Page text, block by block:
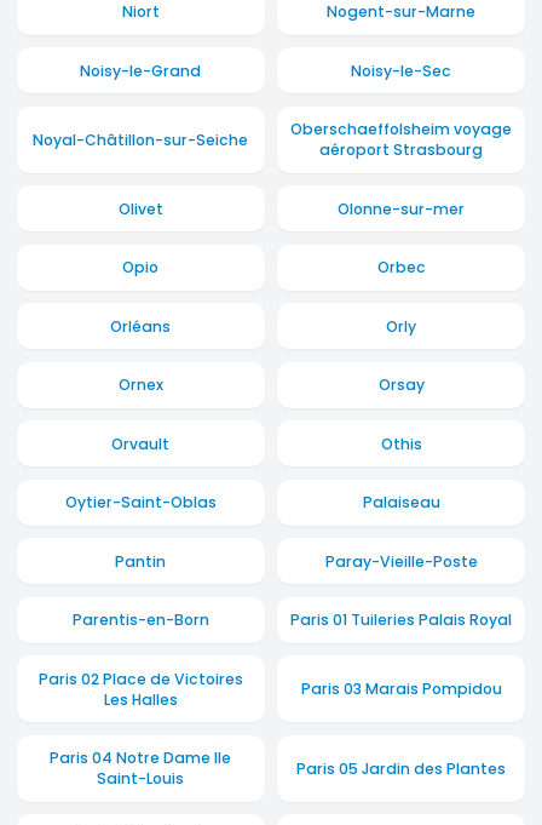
Niort Nogent-sur-Marne
Noisy-le-Grand Noisy-le-Sec
Noyal-Châtillon-sur-Seiche
Oberschaeffolsheim voyage
aéroport Strasbourg
Olivet Olonne-sur-mer
Opio Orbec
Orléans Orly
Ornex Orsay
Orvault Othis
Oytier-Saint-Oblas Palaiseau
Pantin Paray-Vieille-Poste
Parentis-en-Born Paris 01 Tuileries Palais Royal
Paris 02 Place de Victoires
Les Halles
Paris 03 Marais Pompidou
Paris 04 Notre Dame Ile
Saint-Louis
Paris 05 Jardin des Plantes